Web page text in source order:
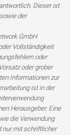
Dieser ist
der
GmbH
Vollständigkeit
oder
oder grober
Informationen zur
ist in der
Herausgeber. Eine
die Verwendung
nur mit schriftlicher